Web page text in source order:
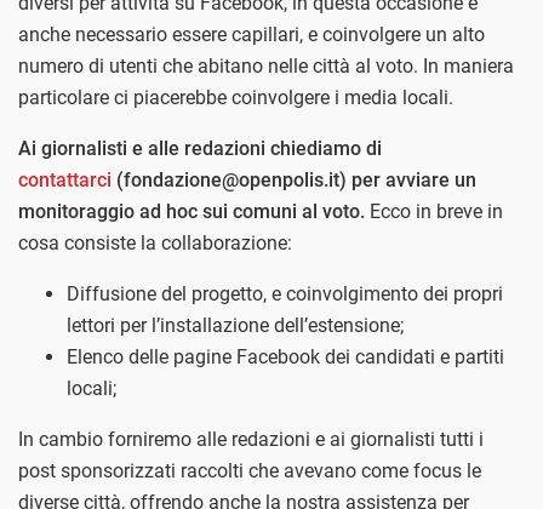
anche necessario essere capillari, e coinvolgere un alto
numero di utenti che abitano nelle città al voto. In maniera
particolare ci piacerebbe coinvolgere i media locali.
Ai giornalisti e alle redazioni chiediamo di
contattarci (fondazione@openpolis.it) per avviare un
monitoraggio ad hoc sui comuni al voto. Ecco in breve in
cosa consiste la collaborazione:
Diffusione del progetto, e coinvolgimento dei propri
lettori per l’installazione dell’estensione;
Elenco delle pagine Facebook dei candidati e partiti
locali;
In cambio forniremo alle redazioni e ai giornalisti tutti i
post sponsorizzati raccolti che avevano come focus le
diverse città, offrendo anche la nostra assistenza per